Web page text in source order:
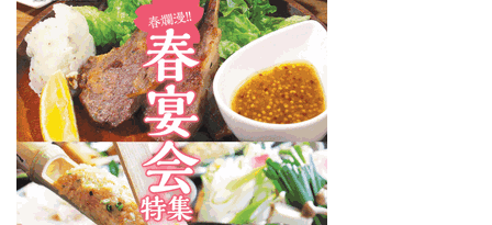
づ
い
て
い
ま
す
ね